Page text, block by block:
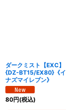
ダークミスト【EXC】
{DZ-BT15/EX80}《イ
ナズマイレブン》
80円(税込)